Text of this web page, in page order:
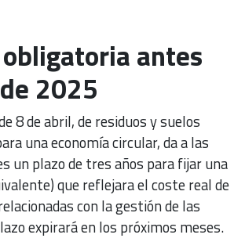
antes
2025
8 de abril, de residuos y suelos
una economía circular, da a las
un plazo de tres años para fijar una
que reflejara el coste real de
con la gestión de las
expirará en los próximos meses.